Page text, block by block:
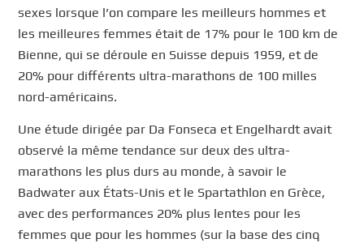
sexes lorsque l’on compare les meilleurs hommes et
les meilleures femmes était de 17% pour le 100 km de
Bienne, qui se déroule en Suisse depuis 1959, et de
20% pour différents ultra-marathons de 100 milles
nord-américains.
Une étude dirigée par Da Fonseca et Engelhardt avait
observé la même tendance sur deux des ultra-
marathons les plus durs au monde, à savoir le
Badwater aux États-Unis et le Spartathlon en Grèce,
avec des performances 20% plus lentes pour les
femmes que pour les hommes (sur la base des cinq